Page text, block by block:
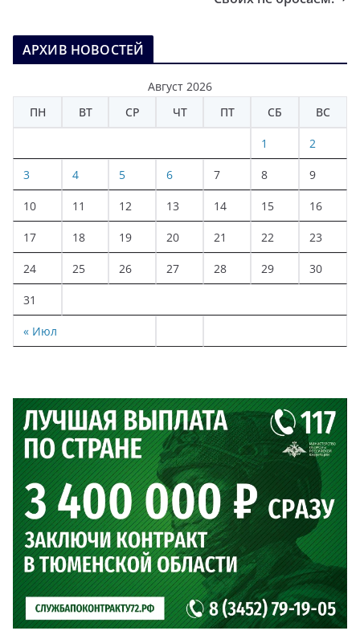
АРХИВ НОВОСТЕЙ
Август 2026
ПН
ВТ СР ЧТ ПТ СБ ВС
« Июл
1 2
3 4 5 6 7 8 9
10 11 12 13 14 15 16
17 18 19 20 21 22 23
24 25 26 27 28 29 30
31